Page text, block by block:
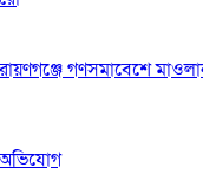
গণসমাবেশে
অভিযোগ